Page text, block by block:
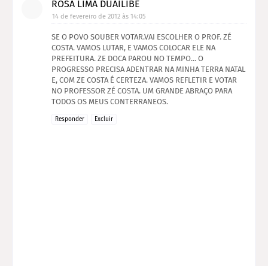
ROSA LIMA DUAILIBE
14 de fevereiro de 2012 às 14:05
SE O POVO SOUBER VOTAR.VAI ESCOLHER O PROF. ZÉ
COSTA. VAMOS LUTAR, E VAMOS COLOCAR ELE NA
PREFEITURA. ZE DOCA PAROU NO TEMPO... O
PROGRESSO PRECISA ADENTRAR NA MINHA TERRA NATAL
E, COM ZE COSTA É CERTEZA. VAMOS REFLETIR E VOTAR
NO PROFESSOR ZÉ COSTA. UM GRANDE ABRAÇO PARA
TODOS OS MEUS CONTERRANEOS.
Responder Excluir